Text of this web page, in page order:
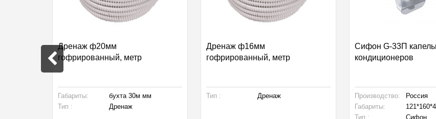
Дренаж ф20мм
гофрированный, метр
Габариты:
бухта 30м мм
Тип :
Дренаж
Дренаж ф16мм
гофрированный, метр
Тип : Дренаж
Сифон G-33П
кондиционеров
Производство:
Россия
Габариты:
Тип :
Сифон